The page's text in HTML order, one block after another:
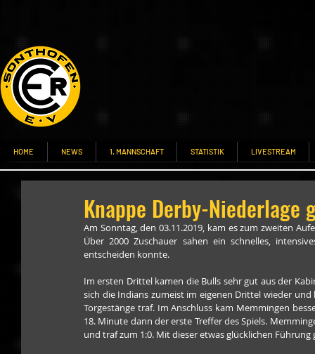
HOME NEWS 1. MANNSCHAFT STATISTIK LIVESTREAM
Knappe Derby-Niederlage
Am Sonntag, den 03.11.2019, kam es zum zweiten
Über 2000 Zuschauer sahen ein schnelles,
entscheiden konnte.
Im ersten Drittel kamen die Bulls sehr gut aus der
sich die Indians zumeist im eigenen Drittel wieder
Torgestänge traf. Im Anschluss kam Memmingen
18. Minute dann der erste Treffer des Spiels.
und traf zum 1:0. Mit dieser etwas glücklichen Führung